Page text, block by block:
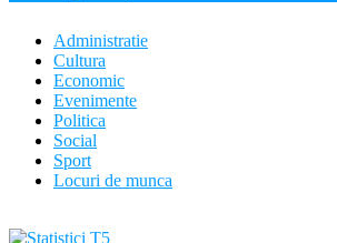
Administratie
Cultura
Economic
Evenimente
Politica
Social
Sport
Locuri de munca